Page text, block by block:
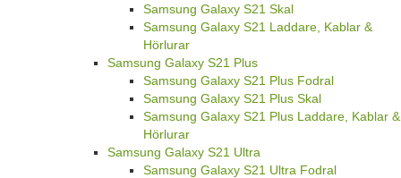
Samsung Galaxy S21 Skal
Samsung Galaxy S21 Laddare, Kablar &
Hörlurar
Samsung Galaxy S21 Plus
Samsung Galaxy S21 Plus Fodral
Samsung Galaxy S21 Plus Skal
Samsung Galaxy S21 Plus Laddare, Kablar &
Hörlurar
Samsung Galaxy S21 Ultra
Samsung Galaxy S21 Ultra Fodral